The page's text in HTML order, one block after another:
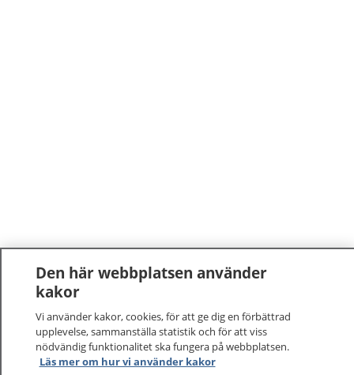
Den här webbplatsen använder
kakor
Vi använder kakor, cookies, för att ge dig en förbättrad
upplevelse, sammanställa statistik och för att viss
nödvändig funktionalitet ska fungera på webbplatsen.
Läs mer om hur vi använder kakor